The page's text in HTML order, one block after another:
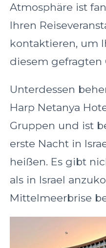
Atmosphäre ist
Ihren
kontaktieren, um
diesem gefragten
Unterdessen
Harp Netanya
Gruppen und ist
erste Nacht in
heißen. Es gibt
als in Israel
Mittelmeerbrise